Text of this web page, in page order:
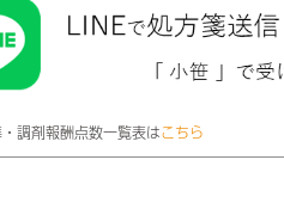
調剤報酬点数一覧表はこちら